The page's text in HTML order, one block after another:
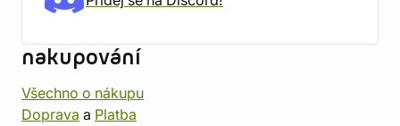
nakupování
Všechno o nákupu
Doprava a Platba